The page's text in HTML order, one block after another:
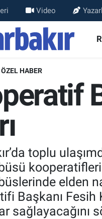
Video
ÖZEL HABER
toplu
elden
Başkanı Fesih
sağlayacağını
ve Fikstür